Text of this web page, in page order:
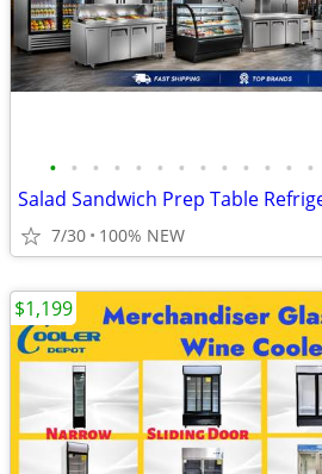
• • • • • • • • • • • • •
7/30 100% NEW
$1,199